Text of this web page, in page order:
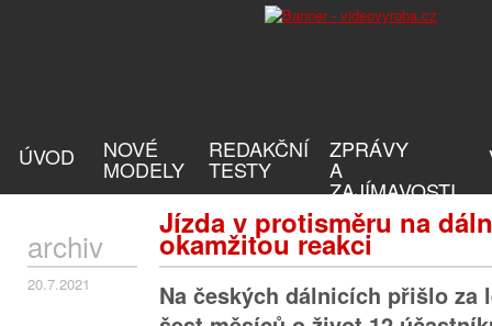
ÚVOD NOVÉ
MODELY
REDAKČNÍ
TESTY
ZPRÁVY
A
ZAJÍMAVOSTI
Jízda v protisměru na
okamžitou reakci
archiv
20.7.2021
Na českých dálnicích přišlo za